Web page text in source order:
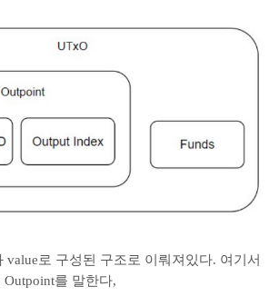
value로 구성된 구조로 이뤄져있다. 여기서
를 말한다,